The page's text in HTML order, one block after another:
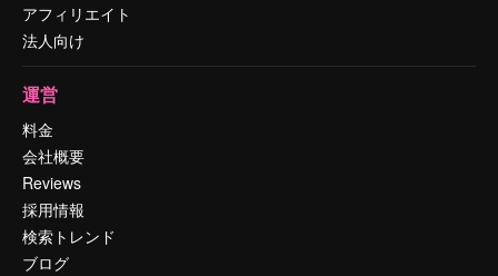
アフィリエイト
法人向け
運営
料金
会社概要
Reviews
採用情報
検索トレンド
ブログ